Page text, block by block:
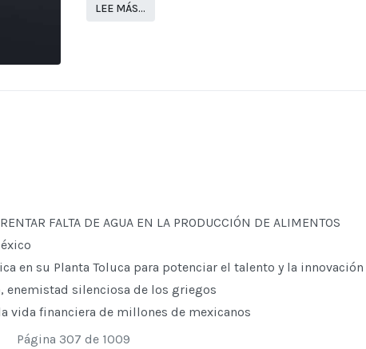
LEE MÁS…
FALTA DE AGUA EN LA PRODUCCIÓN DE ALIMENTOS
en su Planta Toluca para potenciar el talento y la innovación
silenciosa de los griegos
vida financiera de millones de mexicanos
Página 307 de 1009